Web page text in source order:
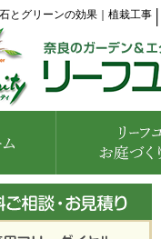
とグリーンの効果｜植栽工事